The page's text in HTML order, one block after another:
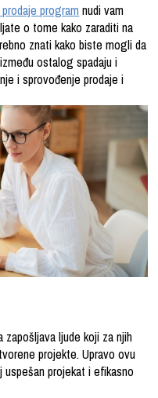
program nudi vam
o tome kako zaraditi na
znati kako biste mogli da
ostalog spadaju i
i sprovođenje prodaje i
zapošljava ljude koji za njih
projekte. Upravo ovu
projekat i efikasno